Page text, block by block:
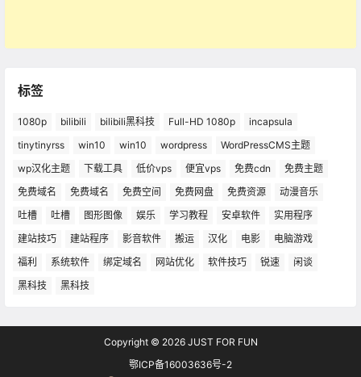
标签
1080p bilibili bilibili黑科技 Full-HD 1080p
incapsula
tinytinyrss
win10 win10 wordpress
WordPressCMS主题
wp汉化主题
下载工具 低价vps 便宜vps 免费cdn
免费主题
免费域名
免费域名 免费空间 免费网盘 免费资源
动漫音乐
吐槽
吐槽 图形图像 娱乐 学习教程 安卓软件
实用程序
建站技巧
建站程序 影音软件 搬运 汉化 电影
电脑游戏
福利
系统软件 绑定域名 网站优化 软件技巧 锐速
闲谈
黑科技
黑科技
Copyright © 2026JUST FOR FUN
鄂ICP备16003636号-2